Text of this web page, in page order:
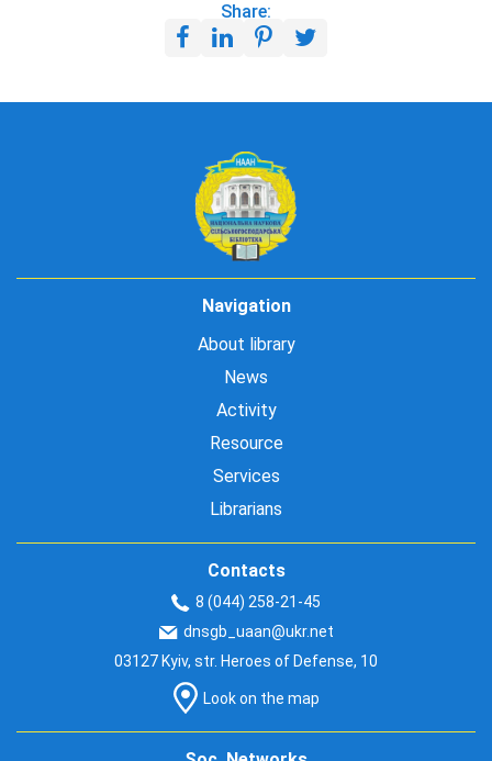
Share:
Navigation
About library
News
Activity
Resource
Services
Librarians
Contacts
8 (044) 258-21-45
dnsgb_uaan@ukr.net
03127 Kyiv, str. Heroes of Defense, 10
Look on the map